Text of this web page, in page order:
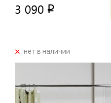
3 090 p
+нет в наличии